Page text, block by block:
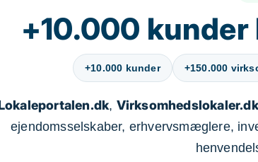
+10.000
+10.000 kunder +150.000
, Virksomhedslokaler.dk
ejendomsselskaber, erhvervsmæglere,